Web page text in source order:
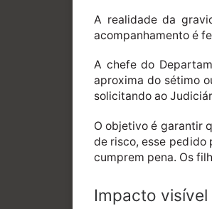
A realidade da
acompanhamento é
A chefe do
aproxima do sétimo
solicitando ao
O objetivo é garantir
de risco, esse pedido
cumprem pena. Os
Impacto visível